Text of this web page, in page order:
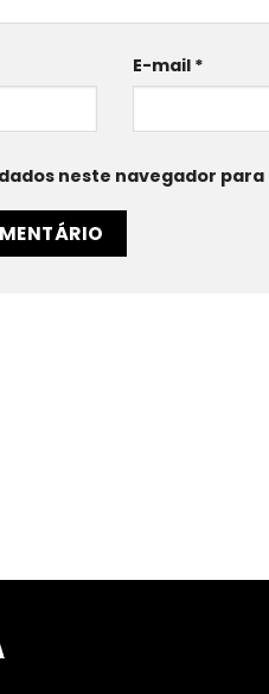
E-mail *
neste navegador